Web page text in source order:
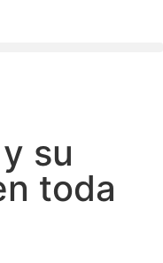
su
toda